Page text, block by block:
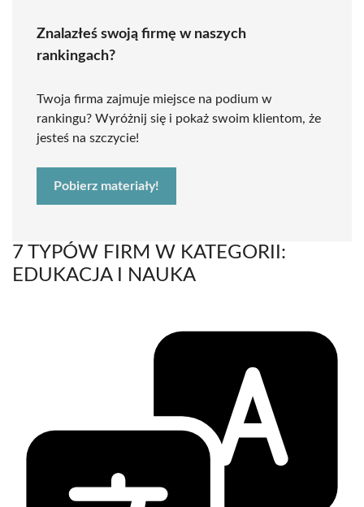
Znalazłeś swoją firmę w naszych
rankingach?
Twoja firma zajmuje miejsce na podium w
rankingu? Wyróżnij się i pokaż swoim klientom, że
jesteś na szczycie!
Pobierz materiały!
7 TYPÓW FIRM W KATEGORII:
EDUKACJA I NAUKA